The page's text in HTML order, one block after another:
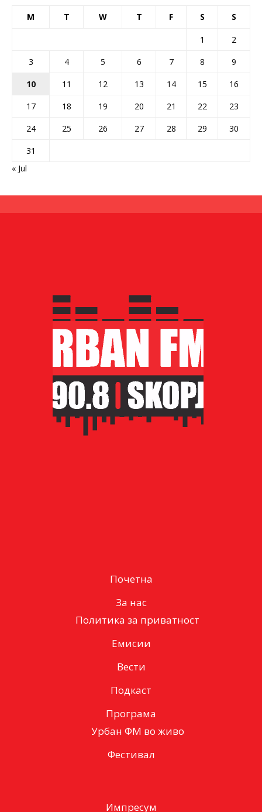
M T W T F S S
1
2
3
4 5 6 7 8
9
10
11 12 13 14 15
16
17
18 19 20 21 22
23
24
25 26 27 28 29
30
31
« Jul
Почетна
За нас
Политика за приватност
Емисии
Вести
Подкаст
Програма
Урбан ФМ во живо
Фестивал
Импресум